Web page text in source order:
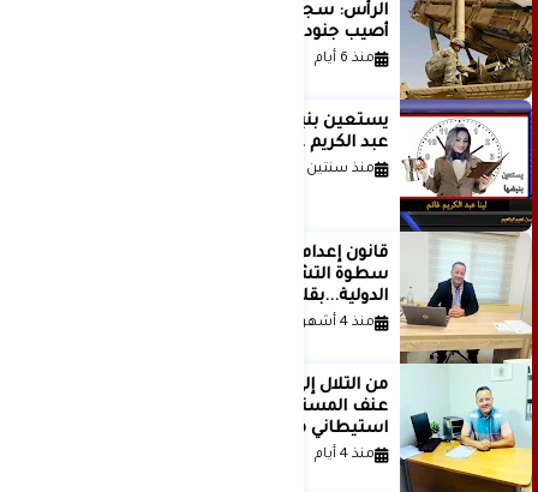
الرأس: سجلات جديدة تكشف كيف
أصيب جنود أمريكيون في الحرب الإيرانية
منذ 6 أيام
عبد الكريم غانم
منذ سنتين
قانون إعدام الأسرى الفلسطينيين: بين
سطوة التشريع وانهيار منظومة العدالة
الدولية...بقلم الدكتور وسيم وني
منذ 4 أشهر
من التلال إلى السيطرة.. كيف تحول
عنف المستوطنين إلى مشروع
استيطاني منظم؟
منذ 4 أيام